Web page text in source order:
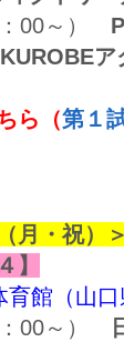
00～）
KUROBEア
ら （第１
月・祝）＞
】
館（山口
00～）